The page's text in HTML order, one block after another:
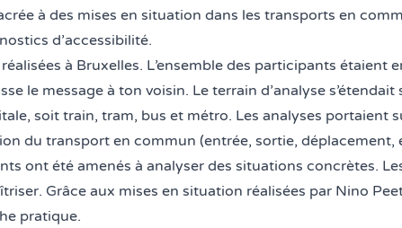
à des mises en situation dans les transports en
d’accessibilité.
à Bruxelles. L’ensemble des participants étaient
le message à ton voisin. Le terrain d’analyse
soit train, tram, bus et métro. Les analyses portaient
du transport en commun (entrée, sortie, déplacement,
ont été amenés à analyser des situations concrètes.
Grâce aux mises en situation réalisées par Nino
pratique.